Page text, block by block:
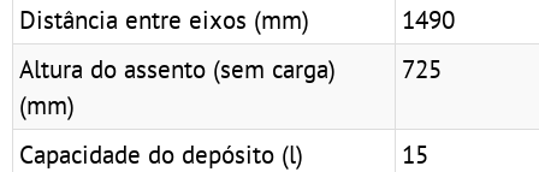
Distância entre eixos (mm)
1490
Altura do assento (sem carga)
(mm)
725
Capacidade do depósito (l) 15